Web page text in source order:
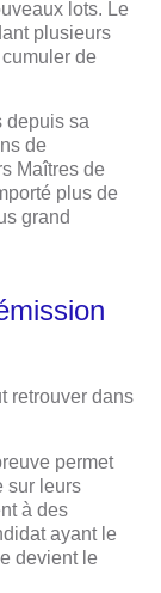
lots. Le
plusieurs
de
depuis sa
de
Maîtres de
plus de
grand
retrouver dans
permet
sur leurs
à des
ayant le
devient le